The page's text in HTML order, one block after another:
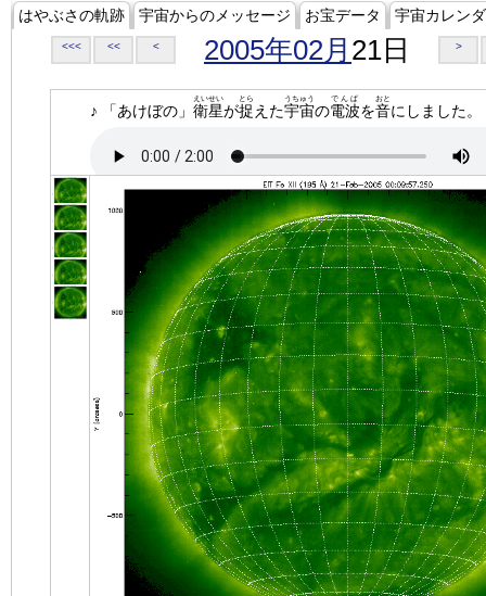
はやぶさの軌跡 宇宙からのメッセージ お宝データ 宇宙カレン
<<< << < 2005年02月 21日 >
♪ 「あけぼの」 衛星
えいせい
が捉
とら
えた宇宙
うちゅう
の電波
でんぱ
を音
おと
にしました。